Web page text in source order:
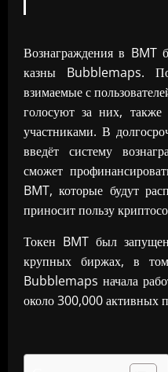
Вознаграждения в BMT
казны Bubblemaps.
взимаемые с
голосуют за них, также
участниками. В
введёт систему
сможет
BMT, которые будут
приносит пользу
Токен BMT был
крупных биржах, в
Bubblemaps начала
около 300,000 активных